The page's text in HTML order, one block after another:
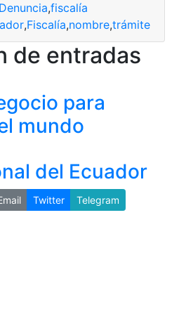
Denuncia,fiscalía
,Fiscalía,nombre,trámite
de entradas
para
mundo
del Ecuador
Twitter Telegram